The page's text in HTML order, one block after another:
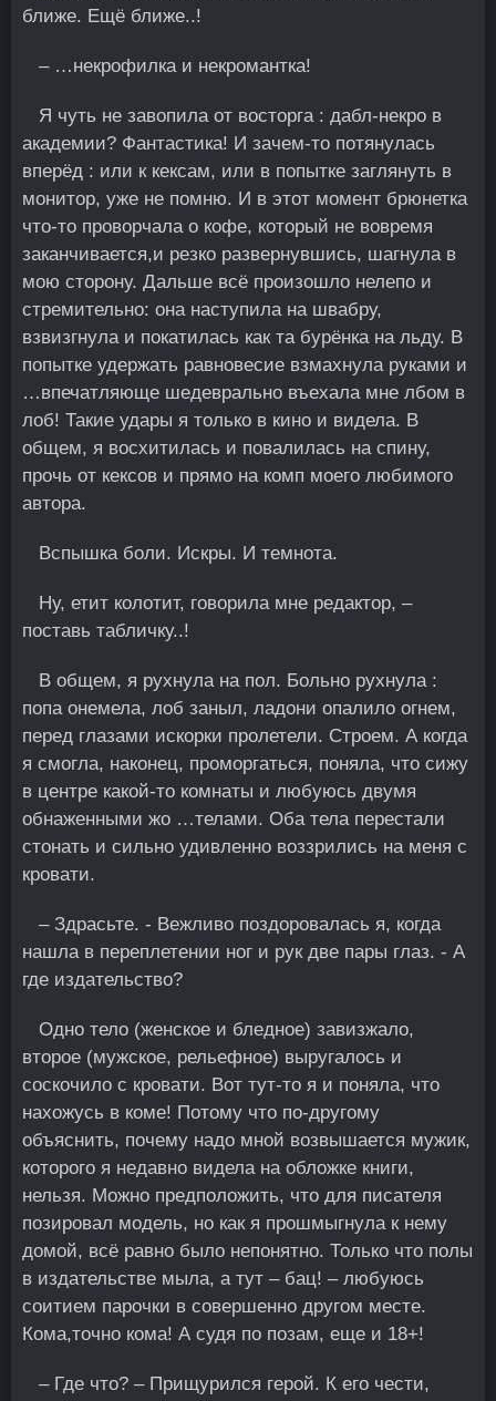
ближе. Ещё ближе..!
– …некрофилка и некромантка!
Я чуть не завопила от восторга : дабл-некро в
академии? Фантастика! И зачем-то потянулась
вперёд : или к кексам, или в попытке заглянуть в
монитор, уже не помню. И в этот момент брюнетка
что-тo проворчала о кофе, который не вовремя
заканчивается,и резко развернувшись, шагнула в
мою сторону. Дальше всё произошло нелепо и
стpемительно: она наступила на швабру,
взвизгнула и покатилась как та бурёнка на льду. В
попытке удержать равновесие взмахнула руками и
…впечатляюще шедеврально въехала мне лбом в
лоб! Такие удары я только в кино и видела. В
общем, я восхитилась и повалилась на спину,
прочь от кексов и прямо на комп моего любимого
автора.
Вспышка боли. Искры. И темнота.
Ну, етит колотит, говорила мне редактор, –
поставь табличку..!
В общем, я рухнула на пол. Больно рухнула :
попа онемела, лоб заныл, ладони опалило огнем,
перед глазами искорки пролетели. Строем. А когда
я смогла, наконец, проморгаться, поняла, что сижу
в центре какой-то комнаты и любуюсь двумя
обнаженными жо …телами. Оба тела перестали
стонать и сильно удивленно воззрились на меня с
кровати.
– Здрасьте. - Вежливо поздоровалась я, когда
нашла в переплетении ног и рук две пары глаз. - А
где издательство?
Одно тело (женское и бледное) завизжало,
второе (мужское, рельефное) выругалось и
соскочило с кровати. Вот тут-то я и поняла, что
нахожусь в кoме! Потому что по-другому
объяснить, почему надо мной возвышается мужик,
которого я недавно видела на обложке книги,
нельзя. Можно предположить, что для писателя
позировал модель, но как я прошмыгнула к нему
домой, всё равно было непонятно. Только что полы
в издательстве мыла, а тут – бац! – любуюсь
соитием парочки в совершенно другом месте.
Кома,точно кома! А судя по позам, еще и 18+!
– Где что? – Прищурился герой. К его чести,